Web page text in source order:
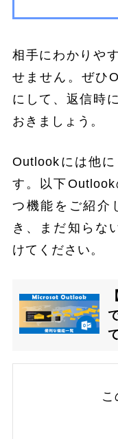
相手にわかりや
せません。ぜひ
にして、返信時
おきましょう。
Outlookには他
す。以下
つ機能をご紹介
き、まだ知らな
けてください。